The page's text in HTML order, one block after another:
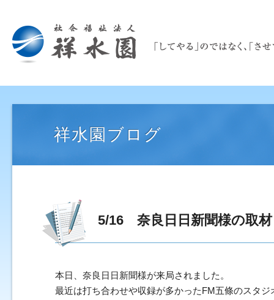
祥水園ブログ
5/16 奈良日日新聞様の取材
本日、奈良日日新聞様が来局されました。
最近は打ち合わせや収録が多かったFM五條のスタ